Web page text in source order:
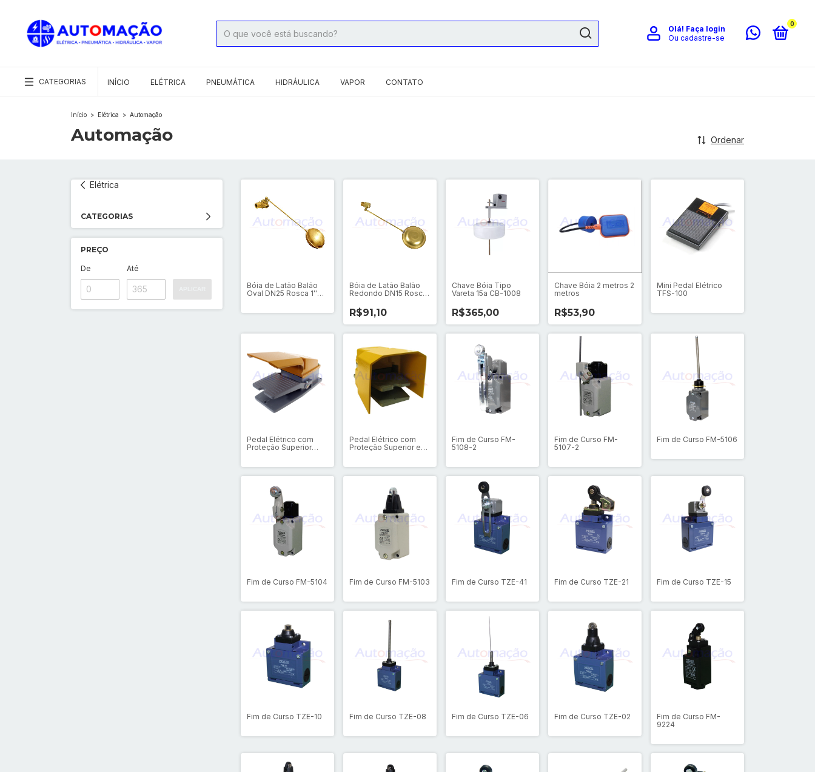
Olá! Faça login
Ou cadastre-se
0
CATEGORIAS INÍCIO ELÉTRICA PNEUMÁTICA HIDRÁULICA VAPOR CONTATO
Início > Elétrica > Automação
Automação Ordenar
Elétrica
CATEGORIAS
PREÇO
De Até
Bóia de Latão Balão
Oval DN25 Rosca 1''
Bóia de Latão Balão
Redondo DN15 Rosca
R$91,10
Chave Bóia Tipo
Vareta 15a CB-1008
R$365,00
Chave Bóia 2 metros 2
metros
R$53,90
Mini Pedal Elétrico
TFS-100
Pedal Elétrico com
Proteção Superior
Pedal Elétrico com
Proteção Superior e
Fim de Curso FM-
5108-2
Fim de Curso FM-
5107-2
Fim de Curso FM-5106
Fim de Curso FM-5104 Fim de Curso FM-5103 Fim de Curso TZE-41 Fim de Curso TZE-21 Fim de Curso TZE-15
Fim de Curso TZE-10 Fim de Curso TZE-08 Fim de Curso TZE-06 Fim de Curso TZE-02
Fim de Curso FM-
9224